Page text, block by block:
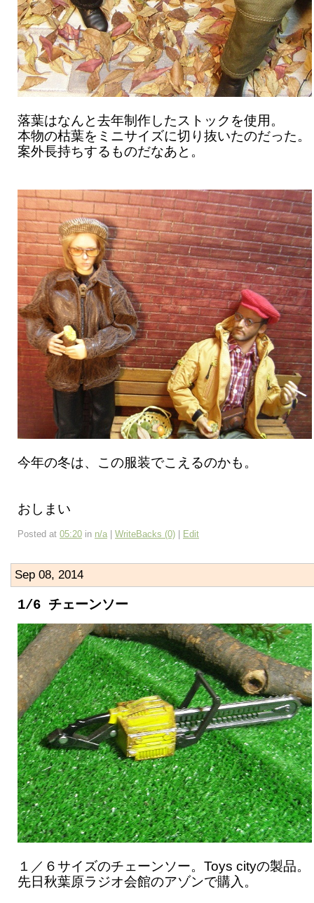
落葉はなんと去年制作したストックを使用。
本物の枯葉をミニサイズに切り抜いたのだった。
案外長持ちするものだなあと。
今年の冬は、この服装でこえるのかも。
おしまい
Posted at 05:20 in n/a WriteBacks (0) Edit
Sep 08, 2014
1/6 チェーンソー
１／６サイズのチェーンソー。Toys cityの製品。
先日秋葉原ラジオ会館のアゾンで購入。